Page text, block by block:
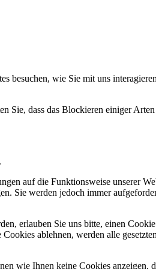
besuchen, wie Sie mit uns
Sie, dass das Blockieren einiger
auf die Funktionsweise unserer
Sie werden jedoch immer
erlauben Sie uns bitte, einen
ablehnen, werden alle
wie Ihnen keine Cookies anzeigen,